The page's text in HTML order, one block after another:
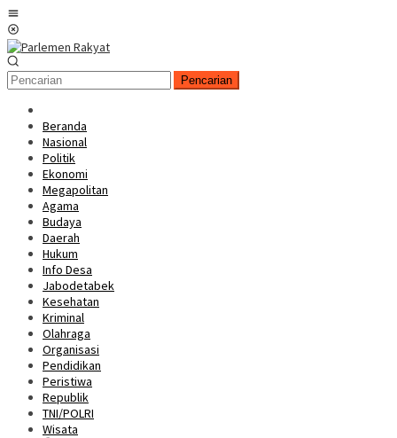
Loncat
ke
konten
Pencarian
Beranda
Nasional
Politik
Ekonomi
Megapolitan
Agama
Budaya
Daerah
Hukum
Info Desa
Jabodetabek
Kesehatan
Kriminal
Olahraga
Organisasi
Pendidikan
Peristiwa
Republik
TNI/POLRI
Wisata